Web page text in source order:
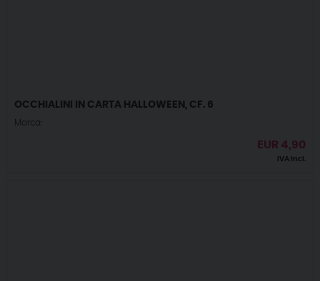
OCCHIALINI IN CARTA HALLOWEEN, CF. 6
Marca:
EUR 4,90
IVA incl.